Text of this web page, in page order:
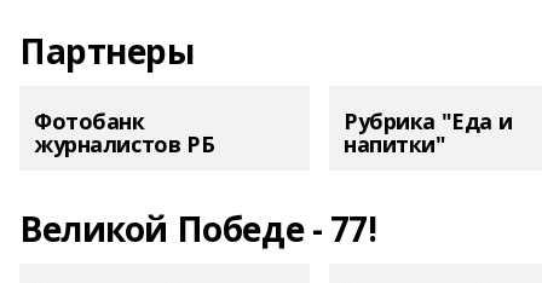
Партнеры
Фотобанк
журналистов РБ
Рубрика "Еда и
напитки"
Великой Победе - 77!